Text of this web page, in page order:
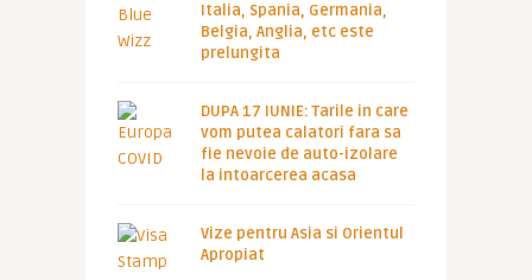
Italia, Spania, Germania,
Belgia, Anglia, etc este
prelungita
DUPA 17 IUNIE: Tarile in care
vom putea calatori fara sa
fie nevoie de auto-izolare
la intoarcerea acasa
Vize pentru Asia si Orientul
Apropiat